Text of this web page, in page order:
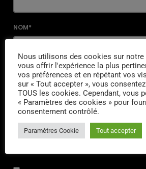
NOM*
EMAIL*
Nous utilisons des cookies sur notre
vous offrir l'expérience la plus
vos préférences et en répétant vos
sur « Tout accepter », vous
TOUS les cookies. Cependant, vous
« Paramètres des cookies » pour
consentement contrôlé.
Paramètres Cookie Tout accepter